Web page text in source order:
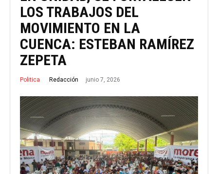
LOS TRABAJOS DEL
MOVIMIENTO EN LA
CUENCA: ESTEBAN RAMÍREZ
ZEPETA
Politica Redacción junio 7, 2026